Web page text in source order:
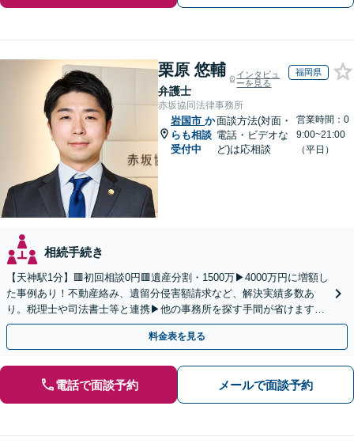
栗原 悠輔
弁護士
インタビュ
ーを見る
福岡県
赤坂協同法律事務所
岩国市 か
らも相談
受付中
面談方法(対面・
電話・ビデオな
ど)は応相談
営業時間：0
9:00~21:00
（平日）
相続手続き
【天神駅1分】🟥初回相談0円🟥遺産分割・1500万▶4000万円に増額し
た事例あり！不動産絡み、遺留分侵害額請求など、解決実績多数あ
り。税理士や司法書士等と連携▶他の事務所を探す手間が省けます！
不動産会社と連携し無料査定&財産調査も◎
料金表を見る
電話で面談予約 メールで面談予約